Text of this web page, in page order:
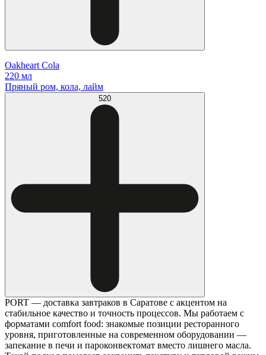
Oakheart Cola
220 мл
Пряный ром, кола, лайм
520
PORT — доставка завтраков в Саратове с акцентом на
стабильное качество и точность процессов. Мы работаем с
форматами comfort food: знакомые позиции ресторанного
уровня, приготовленные на современном оборудовании —
запекание в печи и пароконвектомат вместо лишнего масла.